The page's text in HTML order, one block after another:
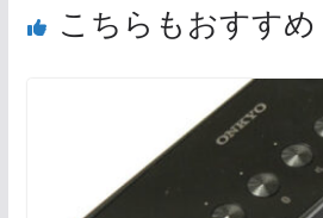
こちらもおすすめ